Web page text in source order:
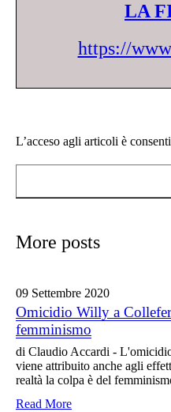
LA
https://
L’acceso agli articoli è
More posts
09 Settembre 2020
Omicidio Willy a
femminismo
di Claudio Accardi -
viene attribuito anche agli
realtà la colpa è del
Read More